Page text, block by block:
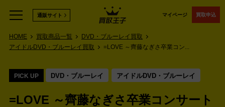
マイページ 買取申込
通販サイト
HOME 買取商品一覧
DVD・ブルーレイ買取
アイドルDVD・ブルーレイ買取
=LOVE ～齊藤なぎさ卒業コン...
PICK UP DVD・ブルーレイ アイドルDVD・ブルーレイ
=LOVE ～齊藤なぎさ卒業コンサート